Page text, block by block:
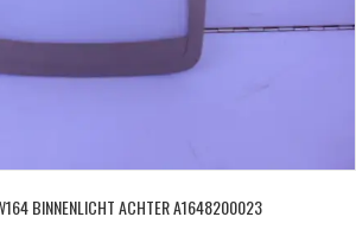
BINNENLICHT ACHTER A1648200023